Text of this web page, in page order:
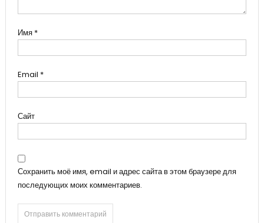
Имя *
Email *
Сайт
Сохранить моё имя, email и адрес сайта в этом браузере для
последующих моих комментариев.